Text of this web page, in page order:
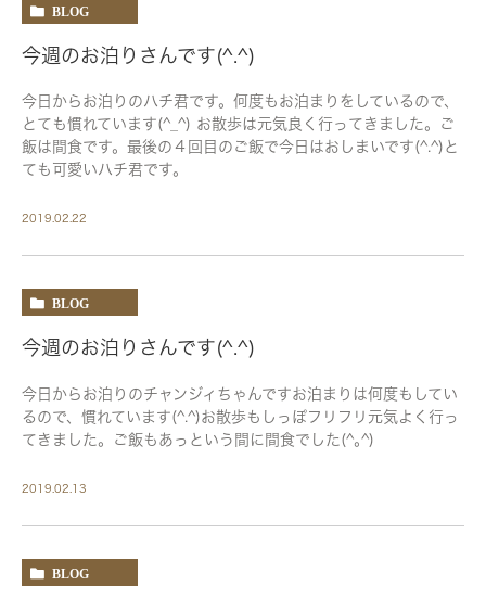
BLOG
今週のお泊りさんです(^.^)
今日からお泊りのハチ君です。何度もお泊まりをしているので、
とても慣れています(^_^) お散歩は元気良く行ってきました。ご
飯は間食です。最後の４回目のご飯で今日はおしまいです(^.^)と
ても可愛いハチ君です。
2019.02.22
BLOG
今週のお泊りさんです(^.^)
今日からお泊りのチャンジィちゃんですお泊まりは何度もしてい
るので、慣れています(^.^)お散歩もしっぽフリフリ元気よく行っ
てきました。ご飯もあっという間に間食でした(^｡^)
2019.02.13
BLOG